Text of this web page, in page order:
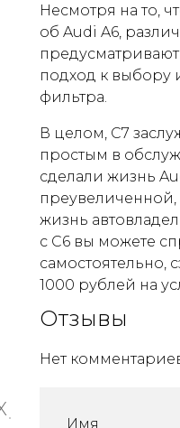
Несмотря на то,
об Audi A6,
подход к выбору
фильтра.
В целом, C7
простым в
сделали жизнь
преувеличенной,
жизнь
с C6 вы можете
самостоятельно,
1000 рублей на
Отзывы
Нет
Имя